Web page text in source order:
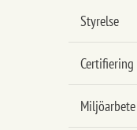
Styrelse
Certifiering
Miljöarbete